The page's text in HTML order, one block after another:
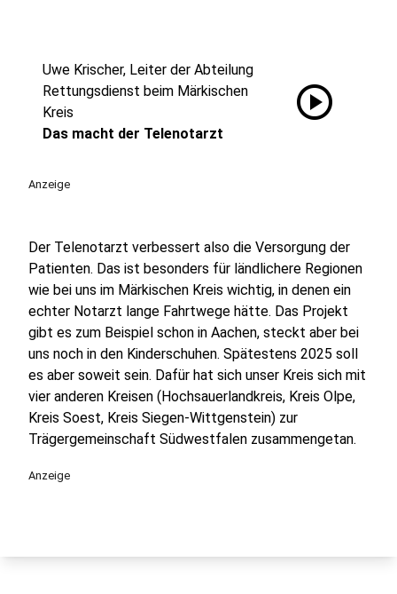
Uwe Krischer, Leiter der Abteilung
Rettungsdienst beim Märkischen
Kreis
Das macht der Telenotarzt
play_circle
Anzeige
Der Telenotarzt verbessert also die Versorgung der
Patienten. Das ist besonders für ländlichere Regionen
wie bei uns im Märkischen Kreis wichtig, in denen ein
echter Notarzt lange Fahrtwege hätte. Das Projekt
gibt es zum Beispiel schon in Aachen, steckt aber bei
uns noch in den Kinderschuhen. Spätestens 2025 soll
es aber soweit sein. Dafür hat sich unser Kreis sich mit
vier anderen Kreisen (Hochsauerlandkreis, Kreis Olpe,
Kreis Soest, Kreis Siegen-Wittgenstein) zur
Trägergemeinschaft Südwestfalen zusammengetan.
Anzeige